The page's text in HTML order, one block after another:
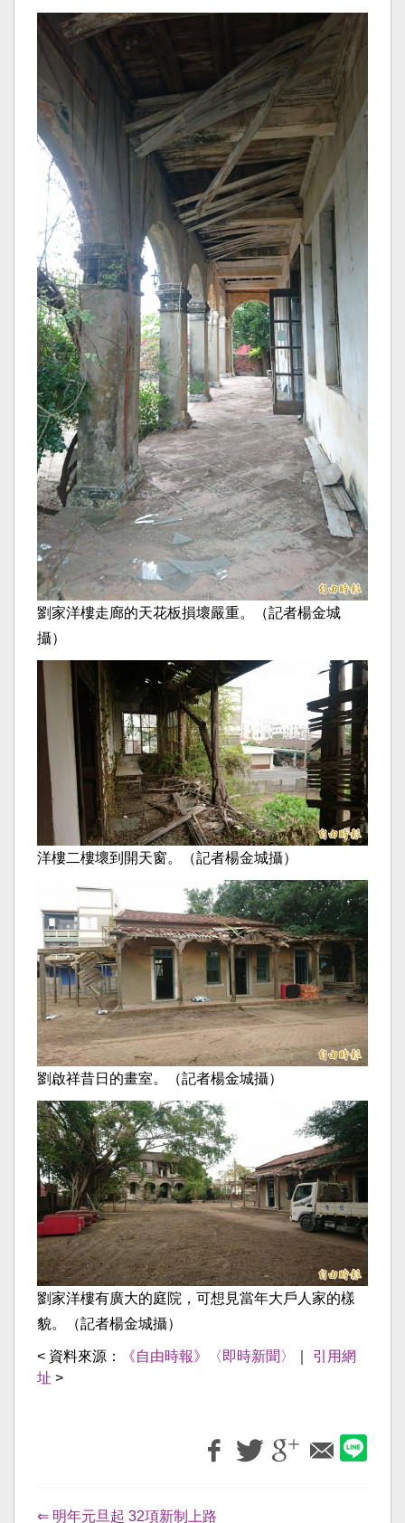
劉家洋樓走廊的天花板損壞嚴重。（記者楊金城
攝）
洋樓二樓壞到開天窗。（記者楊金城攝）
劉啟祥昔日的畫室。（記者楊金城攝）
劉家洋樓有廣大的庭院，可想見當年大戶人家的樣
貌。（記者楊金城攝）
< 資料來源： 《自由時報》〈即時新聞〉
引用網
址 >
⇐ 明年元旦起 32項新制上路